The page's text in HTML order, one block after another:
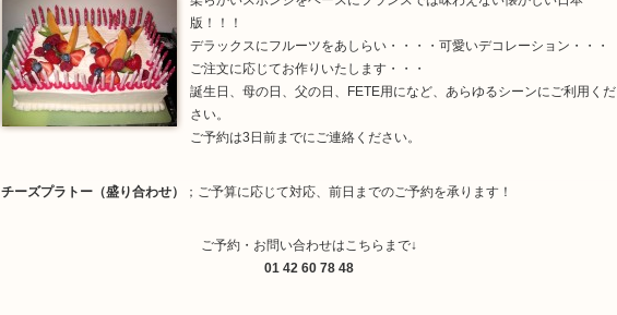
版！！！
デラックスにフルーツをあしらい・・・・可愛いデコレーション・・・
ご注文に応じてお作りいたします・・・
誕生日、母の日、父の日、FETE用になど、あらゆるシーンにご利用くだ
さい。
ご予約は3日前までにご連絡ください。
チーズプラトー（盛り合わせ） ；ご予算に応じて対応、前日までのご予約を承ります！
ご予約・お問い合わせはこちらまで↓
01 42 60 78 48